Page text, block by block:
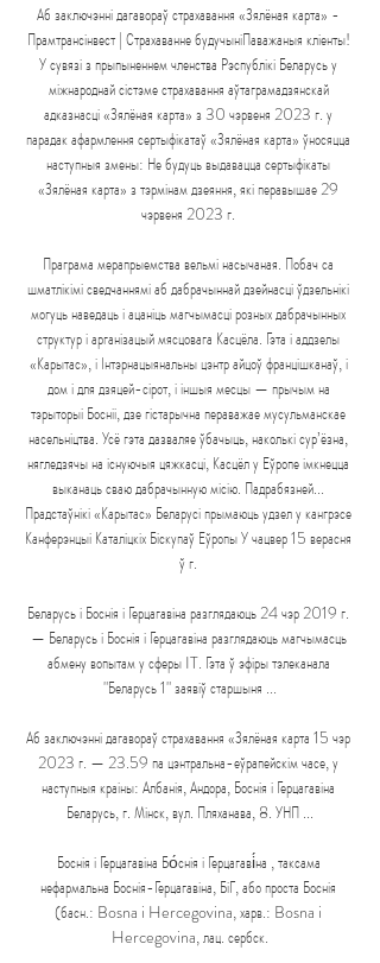
Аб заключэнні дагавораў страхавання «Зялёная карта» -
Прамтрансінвест | Страхаванне будучыніПаважаныя кліенты!
У сувязі з прыпыненнем членства Рэспублікі Беларусь у
міжнароднай сістэме страхавання аўтаграмадзянскай
адказнасці «Зялёная карта» з 30 чэрвеня 2023 г. у
парадак афармлення сертыфікатаў «Зялёная карта» ўносяцца
наступныя змены: Не будуць выдавацца сертыфікаты
«Зялёная карта» з тэрмінам дзеяння, які перавышае 29
чэрвеня 2023 г.
Праграма мерапрыемства вельмі насычаная. Побач са
шматлікімі сведчаннямі аб дабрачыннай дзейнасці ўдзельнікі
могуць наведаць і ацаніць магчымасці розных дабрачынных
структур і арганізацый мясцовага Касцёла. Гэта і аддзелы
«Карытас», і Інтэрнацыянальны цэнтр айцоў францішканаў, і
дом і для дзяцей-сірот, і іншыя месцы — прычым на
тэрыторыі Босніі, дзе гістарычна пераважае мусульманскае
насельніцтва. Усё гэта дазваляе ўбачыць, наколькі сур’ёзна,
нягледзячы на існуючыя цяжкасці, Касцёл у Еўропе імкнецца
выканаць сваю дабрачынную місію. Падрабязней...
Прадстаўнікі «Карытас» Беларусі прымаюць удзел у кангрэсе
Канферэнцыі Каталіцкіх Біскупаў Еўропы У чацвер 15 верасня
ў г.
Беларусь і Боснія і Герцагавіна разглядаюць 24 чэр 2019 г.
— Беларусь і Боснія і Герцагавіна разглядаюць магчымасць
абмену вопытам у сферы IT. Гэта ў эфіры тэлеканала
"Беларусь 1" заявіў старшыня ...
Аб заключэнні дагавораў страхавання «Зялёная карта 15 чэр
2023 г. — 23.59 па цэнтральна-еўрапейскім часе, у
наступныя краіны: Албанія, Андора, Боснія і Герцагавіна
Беларусь, г. Мінск, вул. Пляханава, 8. УНП ...
Боснія і Герцагавіна Бо́снія і Герцагаві́на , таксама
нефармальна Боснія-Герцагавіна, БіГ, або проста Боснія
(басн.: Bosna i Hercegovina, харв.: Bosna i
Hercegovina, лац. сербск.